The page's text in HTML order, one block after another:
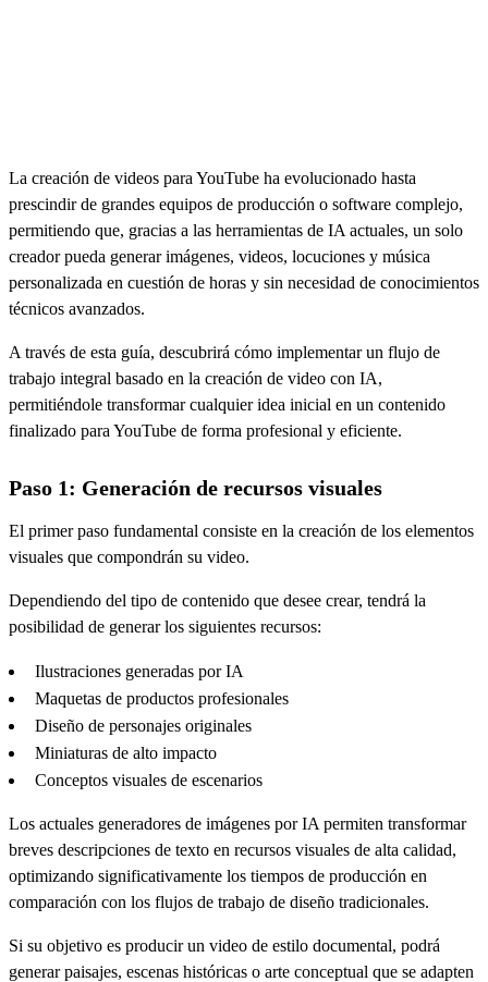
La creación de videos para YouTube ha evolucionado hasta
prescindir de grandes equipos de producción o software complejo,
permitiendo que, gracias a las herramientas de IA actuales, un solo
creador pueda generar imágenes, videos, locuciones y música
personalizada en cuestión de horas y sin necesidad de conocimientos
técnicos avanzados.
A través de esta guía, descubrirá cómo implementar un flujo de
trabajo integral basado en la creación de video con IA,
permitiéndole transformar cualquier idea inicial en un contenido
finalizado para YouTube de forma profesional y eficiente.
Paso 1: Generación de recursos visuales
El primer paso fundamental consiste en la creación de los elementos
visuales que compondrán su video.
Dependiendo del tipo de contenido que desee crear, tendrá la
posibilidad de generar los siguientes recursos:
Ilustraciones generadas por IA
Maquetas de productos profesionales
Diseño de personajes originales
Miniaturas de alto impacto
Conceptos visuales de escenarios
Los actuales generadores de imágenes por IA permiten transformar
breves descripciones de texto en recursos visuales de alta calidad,
optimizando significativamente los tiempos de producción en
comparación con los flujos de trabajo de diseño tradicionales.
Si su objetivo es producir un video de estilo documental, podrá
generar paisajes, escenas históricas o arte conceptual que se adapten